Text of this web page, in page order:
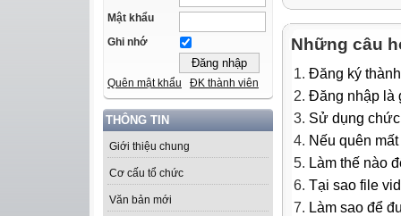
Mật khẩu
Ghi nhớ
Quên mật khẩu ĐK thành viên
THÔNG TIN
Giới thiệu chung
Cơ cấu tổ chức
Văn bản mới
Những câu
Đăng ký
Đăng nhập là
Sử dụng
Nếu quên
Làm thế nào
Tại sao file
Làm sao để